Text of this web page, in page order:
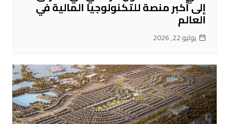
إلى أكبر منصة للتكنولوجيا المالية في
العالم
يوليو 22, 2026